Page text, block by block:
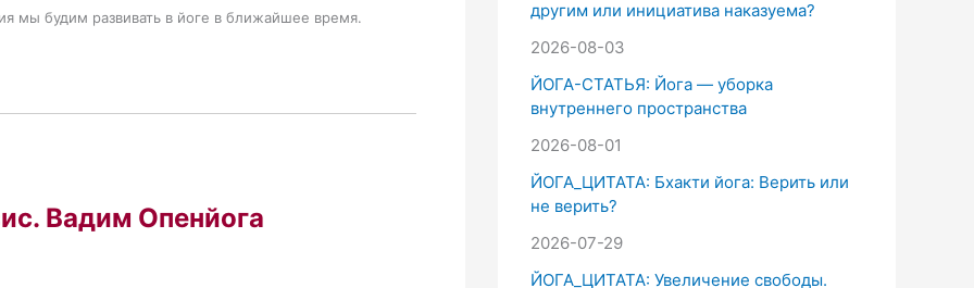
мы будим развивать в йоге в ближайшее время.
Вадим Опенйога
другим или инициатива наказуема?
2026-08-03
ЙОГА-СТАТЬЯ: Йога — уборка
внутреннего пространства
2026-08-01
ЙОГА_ЦИТАТА: Бхакти йога: Верить или
не верить?
2026-07-29
ЙОГА_ЦИТАТА: Увеличение свободы.